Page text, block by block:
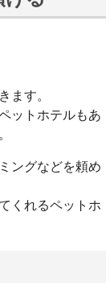
ます。
ットホテルもあ
ングなどを頼め
くれるペットホ